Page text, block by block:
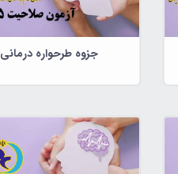
جزوه طرحواره درمانی